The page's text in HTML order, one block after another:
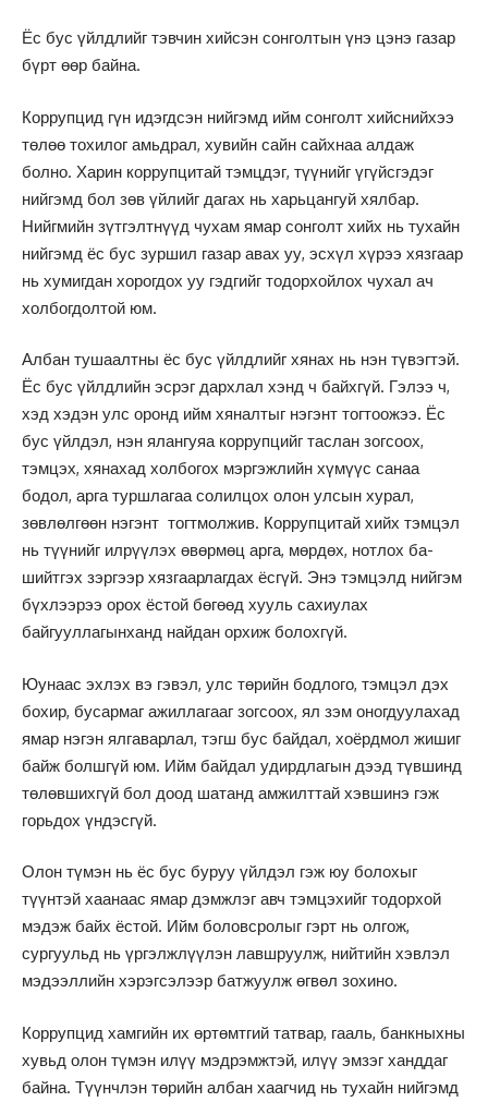
Ёс бус үйлдлийг тэвчин хийсэн сонголтын үнэ цэнэ газар
бүрт өөр байна.
Коррупцид гүн идэгдсэн нийгэмд ийм сонголт хийснийхээ
төлөө тохилог амьдрал, хувийн сайн сайхнаа алдаж
болно. Харин коррупцитай тэмцдэг, түүнийг үгүйсгэдэг
нийгэмд бол зөв үйлийг дагах нь харьцангуй хялбар.
Нийгмийн зүтгэлтнүүд чухам ямар сонголт хийх нь тухайн
нийгэмд ёс бус зуршил газар авах уу, эсхүл хүрээ хязгаар
нь хумигдан хорогдох уу гэдгийг тодорхойлох чухал ач
холбогдолтой юм.
Албан тушаалтны ёс бус үйлдлийг хянах нь нэн түвэгтэй.
Ёс бус үйлдлийн эсрэг дархлал хэнд ч байхгүй. Гэлээ ч,
хэд хэдэн улс оронд ийм хяналтыг нэгэнт тогтоожээ. Ёс
бус үйлдэл, нэн ялангуяа коррупцийг таслан зогсоох,
тэмцэх, хянахад холбогох мэргэжлийн хүмүүс санаа
бодол, арга туршлагаа солилцох олон улсын хурал,
зөвлөлгөөн нэгэнт тогтмолжив. Коррупцитай хийх тэмцэл
нь түүнийг илрүүлэх өвөрмөц арга, мөрдөх, нотлох ба-
шийтгэх зэргээр хязгаарлагдах ёсгүй. Энэ тэмцэлд нийгэм
бүхлээрээ орох ёстой бөгөөд хууль сахиулах
байгууллагынханд найдан орхиж болохгүй.
Юунаас эхлэх вэ гэвэл, улс төрийн бодлого, тэмцэл дэх
бохир, бусармаг ажиллагааг зогсоох, ял зэм оногдуулахад
ямар нэгэн ялгаварлал, тэгш бус байдал, хоёрдмол жишиг
байж болшгүй юм. Ийм байдал удирдлагын дээд түвшинд
төлөвшихгүй бол доод шатанд амжилттай хэвшинэ гэж
горьдох үндэсгүй.
Олон түмэн нь ёс бус буруу үйлдэл гэж юу болохыг
түүнтэй хаанаас ямар дэмжлэг авч тэмцэхийг тодорхой
мэдэж байх ёстой. Ийм боловсролыг гэрт нь олгож,
сургуульд нь үргэлжлүүлэн лавшруулж, нийтийн хэвлэл
мэдээллийн хэрэгсэлээр батжуулж өгвөл зохино.
Коррупцид хамгийн их өртөмтгий татвар, гааль, банкныхны
хувьд олон түмэн илүү мэдрэмжтэй, илүү эмзэг ханддаг
байна. Түүнчлэн төрийн албан хаагчид нь тухайн нийгэмд